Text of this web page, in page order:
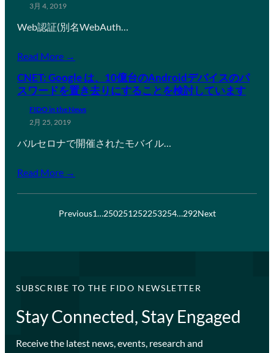
3月 4, 2019
Web認証(別名WebAuth…
Read More →
CNET: Google は、10億台のAndroidデバイスのパ
スワードを置き去りにすることを検討しています
FIDO in the News
2月 25, 2019
バルセロナで開催されたモバイル…
Read More →
Previous1…250251252253254…292Next
SUBSCRIBE TO THE FIDO NEWSLETTER
Stay Connected, Stay Engaged
Receive the latest news, events, research and